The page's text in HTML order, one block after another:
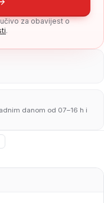
za obavijest o
.
danom od 07–16 h i